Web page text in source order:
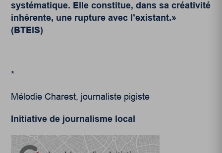
systématique. Elle constitue, dans sa créativité
inhérente, une rupture avec l’existant.»
(BTEIS)
*
Mélodie Charest, journaliste pigiste
Initiative de journalisme local